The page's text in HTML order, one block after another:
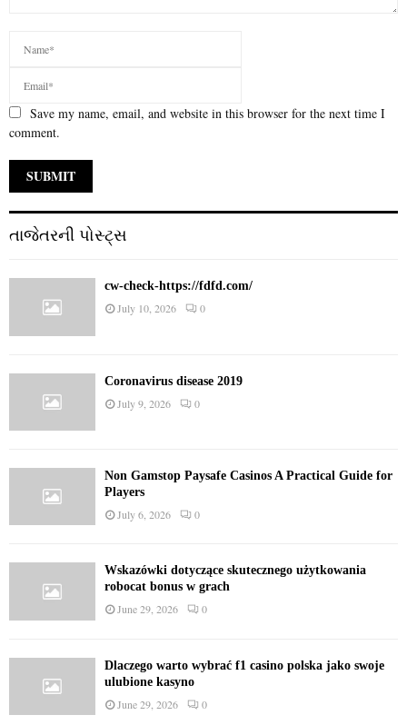
Save my name, email, and website in this browser for the next time I
comment.
તાજેતરની પોસ્ટ્સ
cw-check-https://fdfd.com/
July 10, 2026 0
Coronavirus disease 2019
July 9, 2026 0
Non Gamstop Paysafe Casinos A Practical Guide for
Players
July 6, 2026 0
Wskazówki dotyczące skutecznego użytkowania
robocat bonus w grach
June 29, 2026 0
Dlaczego warto wybrać f1 casino polska jako swoje
ulubione kasyno
June 29, 2026 0